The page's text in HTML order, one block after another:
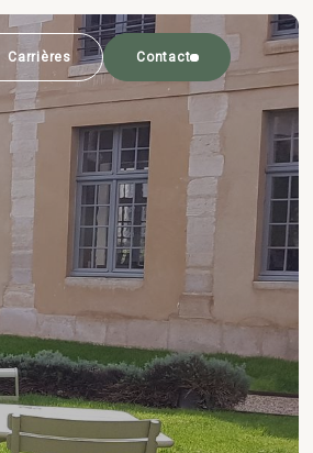
Carrières Contact